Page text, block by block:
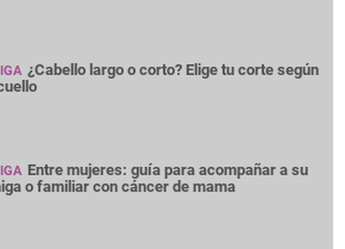
¿Cabello largo o corto? Elige tu corte según
Entre mujeres: guía para acompañar a su
o familiar con cáncer de mama